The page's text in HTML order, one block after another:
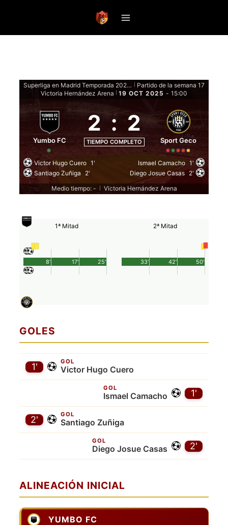
Superliga en Madrid Temporada 2025 - Fase de grupos
Partido de la semana 17
Victoria Hernández Arena
19 OCT 2025 - 15:00
Yumbo FC
2 : 2
TIEMPO COMPLETO Sport Geco
Victor Hugo Cuero 1'
Santiago Zuñiga
2'
Ismael Camacho 1'
Diego Josue Casas 2'
Medio tiempo: -
Victoria Hernández Arena
1ª Mitad
25'
8' 17'
2ª Mitad
50'
33' 42'
GOLES
GOL
Victor Hugo Cuero
1'
1'
GOL
Ismael Camacho
GOL
Santiago Zuñiga
2'
2'
GOL
Diego Josue Casas
ALINEACIÓN INICIAL
YUMBO FC